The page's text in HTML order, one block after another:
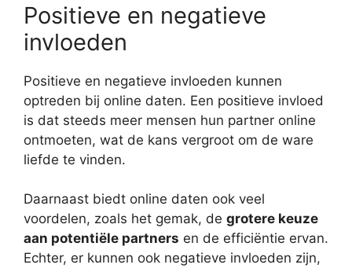
Positieve en negatieve
invloeden
Positieve en negatieve invloeden kunnen
optreden bij online daten. Een positieve invloed
is dat steeds meer mensen hun partner online
ontmoeten, wat de kans vergroot om de ware
liefde te vinden.
Daarnaast biedt online daten ook veel
voordelen, zoals het gemak, de grotere keuze
aan potentiële partners en de efficiëntie ervan.
Echter, er kunnen ook negatieve invloeden zijn,